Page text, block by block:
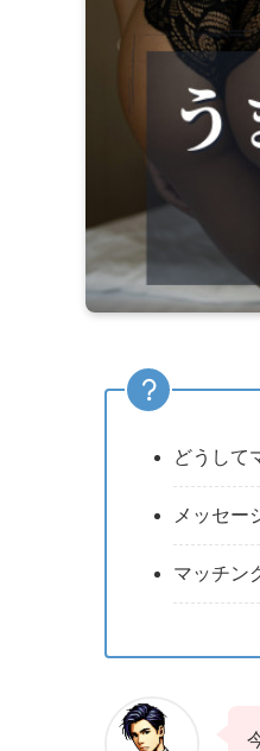
どうして
メッセー
マッチン